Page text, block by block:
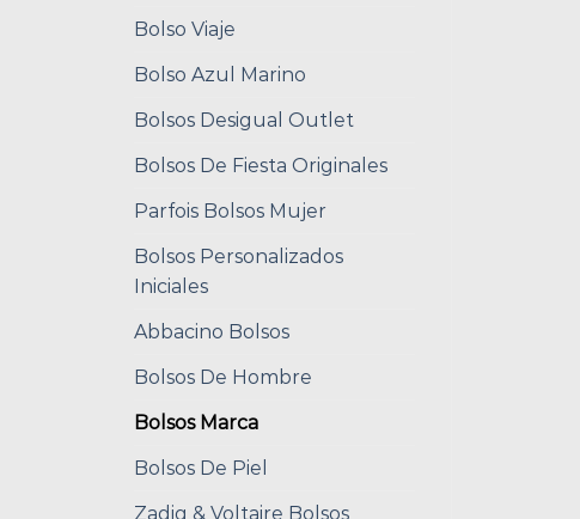
Bolso Viaje
Bolso Azul Marino
Bolsos Desigual Outlet
Bolsos De Fiesta Originales
Parfois Bolsos Mujer
Bolsos Personalizados
Iniciales
Abbacino Bolsos
Bolsos De Hombre
Bolsos Marca
Bolsos De Piel
Zadig & Voltaire Bolsos